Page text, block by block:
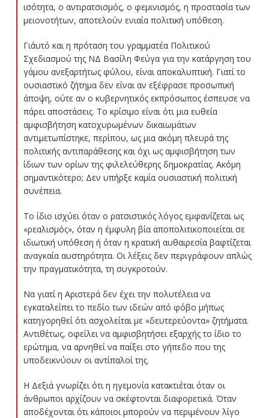
ισότητα, ο αντιρατσισμός, ο φεμινισμός, η προστασία των
μειονοτήτων, αποτελούν ενιαία πολιτική υπόθεση.
Γι΄αυτό και η πρόταση του γραμματέα Πολιτικού
Σχεδιασμού της ΝΔ Βασίλη Φεύγα για την κατάργηση του
γάμου ανεξαρτήτως φύλου, είναι αποκαλυπτική. Γιατί το
ουσιαστικό ζήτημα δεν είναι αν εξέφρασε προσωπική
άποψη, ούτε αν ο κυβερνητικός εκπρόσωπος έσπευσε να
πάρει αποστάσεις. Το κρίσιμο είναι ότι μια ευθεία
αμφισβήτηση κατοχυρωμένων δικαιωμάτων
αντιμετωπίστηκε, περίπου, ως μια ακόμη πλευρά της
πολιτικής αντιπαράθεσης και όχι ως αμφισβήτηση των
ίδιων των ορίων της φιλελεύθερης δημοκρατίας. Ακόμη
σημαντικότερο; Δεν υπήρξε καμία ουσιαστική πολιτική
συνέπεια.
Το ίδιο ισχύει όταν ο ρατσιστικός λόγος εμφανίζεται ως
«ρεαλισμός», όταν η έμφυλη βία αποπολιτικοποιείται σε
ιδιωτική υπόθεση ή όταν η κρατική αυθαιρεσία βαφτίζεται
αναγκαία αυστηρότητα. Οι λέξεις δεν περιγράφουν απλώς
την πραγματικότητα, τη συγκροτούν.
Να γιατί η Αριστερά δεν έχει την πολυτέλεια να
εγκαταλείπει το πεδίο των ιδεών από φόβο μήπως
κατηγορηθεί ότι ασχολείται με «δευτερεύοντα» ζητήματα.
Αντιθέτως, οφείλει να αμφισβητήσει εξαρχής το ίδιο το
ερώτημα, να αρνηθεί να παίξει στο γήπεδο που της
υποδεικνύουν οι αντίπαλοί της.
Η Δεξιά γνωρίζει ότι η ηγεμονία κατακτιέται όταν οι
άνθρωποι αρχίζουν να σκέφτονται διαφορετικά. Όταν
αποδέχονται ότι κάποιοι μπορούν να περιμένουν λίγο